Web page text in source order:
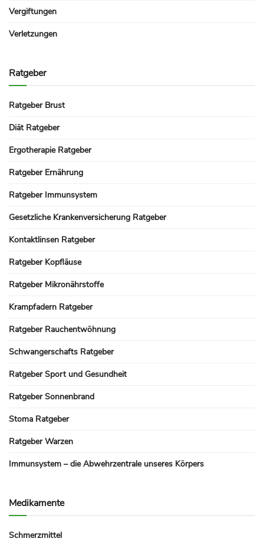
Vergiftungen
Verletzungen
Ratgeber
Ratgeber Brust
Diät Ratgeber
Ergotherapie Ratgeber
Ratgeber Ernährung
Ratgeber Immunsystem
Gesetzliche Krankenversicherung Ratgeber
Kontaktlinsen Ratgeber
Ratgeber Kopfläuse
Ratgeber Mikronährstoffe
Krampfadern Ratgeber
Ratgeber Rauchentwöhnung
Schwangerschafts Ratgeber
Ratgeber Sport und Gesundheit
Ratgeber Sonnenbrand
Stoma Ratgeber
Ratgeber Warzen
Immunsystem – die Abwehrzentrale unseres Körpers
Medikamente
Schmerzmittel